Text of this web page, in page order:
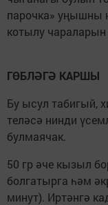
парочка» уңышны
котылу
ГӨБЛӘГӘ КАРШЫ
Бу ысул табигый,
теләсә нинди
булмаячак.
50 гр әче кызыл
болгатырга һәм
минут). Иртәнгә